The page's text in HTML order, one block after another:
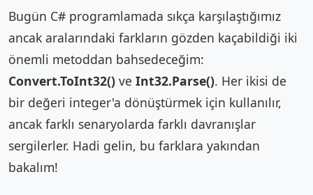
Bugün C# programlamada sıkça karşılaştığımız
ancak aralarındaki farkların gözden kaçabildiği iki
önemli metoddan bahsedeceğim:
Convert.ToInt32() ve Int32.Parse(). Her ikisi de
bir değeri integer'a dönüştürmek için kullanılır,
ancak farklı senaryolarda farklı davranışlar
sergilerler. Hadi gelin, bu farklara yakından
bakalım!